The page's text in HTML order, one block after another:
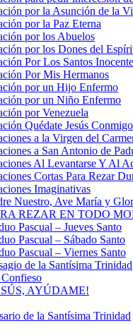
por la Asunción de la
por la Paz Eterna
por los Abuelos
por los Dones del
Por Los Santos
Por Mis Hermanos
por un Hijo Enfermo
por un Niño Enfermo
por Venezuela
Quédate Jesús Conmigo
a la Virgen del
a San Antonio de
Al Levantarse Y Al
Cortas Para Rezar
Imaginativas
Nuestro, Ave María y
REZAR EN TODO
Pascual – Jueves Santo
Pascual – Sábado Santo
Pascual – Viernes Santo
de la Santísima Trinidad
AYÚDAME!
de la Santísima Trinidad